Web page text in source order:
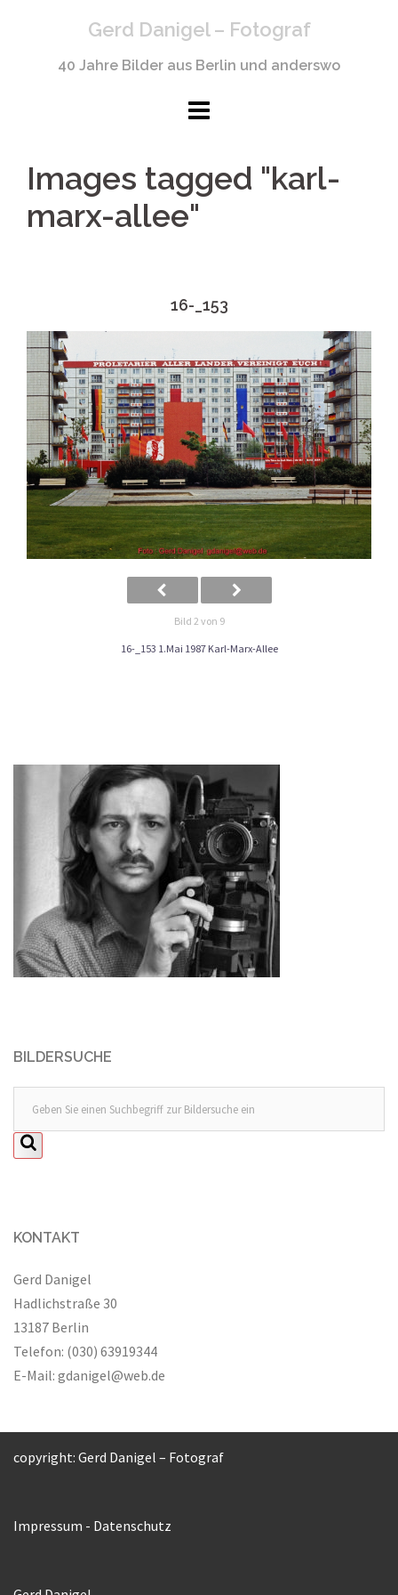
Gerd Danigel – Fotograf
40 Jahre Bilder aus Berlin und anderswo
Images tagged "karl-
marx-allee"
16-_153
Bild 2 von 9
16-_153 1.Mai 1987 Karl-Marx-Allee
BILDERSUCHE
KONTAKT
Gerd Danigel
Hadlichstraße 30
13187 Berlin
Telefon: (030) 63919344
E-Mail: gdanigel@web.de
copyright: Gerd Danigel – Fotograf
Impressum - Datenschutz